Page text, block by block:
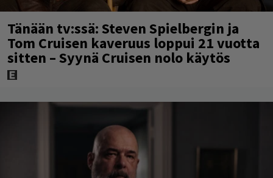
Tänään tv:ssä: Steven Spielbergin ja
Tom Cruisen kaveruus loppui 21 vuotta
sitten – Syynä Cruisen nolo käytös